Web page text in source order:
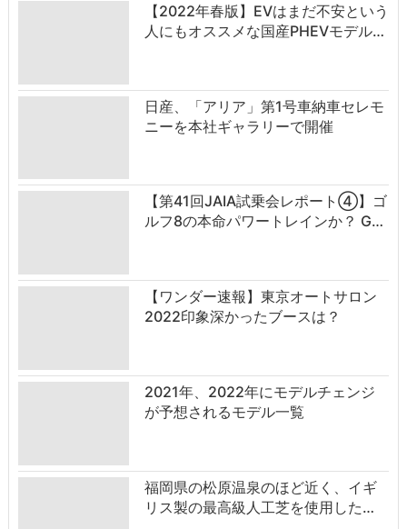
【2022年春版】EVはまだ不安という
人にもオススメな国産PHEVモデル…
日産、「アリア」第1号車納車セレモ
ニーを本社ギャラリーで開催
【第41回JAIA試乗会レポート④】ゴ
ルフ8の本命パワートレインか？ G…
【ワンダー速報】東京オートサロン
2022印象深かったブースは？
2021年、2022年にモデルチェンジ
が予想されるモデル一覧
福岡県の松原温泉のほど近く、イギ
リス製の最高級人工芝を使用した…